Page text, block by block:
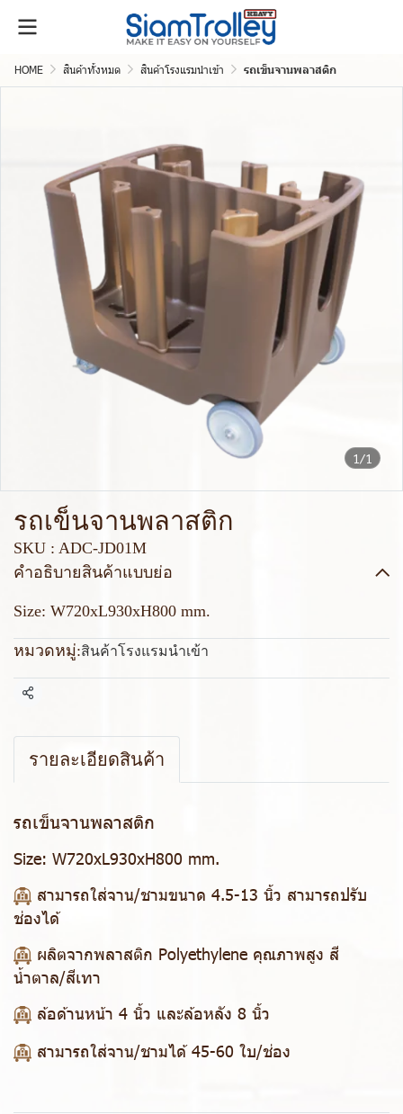
HOME สินค้าทั้งหมด สินค้าโรงแรมนำเข้า รถเข็นจานพลาสติก
1/1
รถเข็นจานพลาสติก
SKU : ADC-JD01M
คำอธิบายสินค้าแบบย่อ
Size: W720xL930xH800 mm.
หมวดหมู่:สินค้าโรงแรมนำเข้า
แชร์
รายละเอียดสินค้า
รถเข็นจานพลาสติก
Size: W720xL930xH800 mm.
สามารถใส่จาน/ชามขนาด 4.5-13 นิ้ว สามารถปรับ
ช่องได้
ผลิตจากพลาสติก Polyethylene คุณภาพสูง สี
น้ำตาล/สีเทา
ล้อด้านหน้า 4 นิ้ว และล้อหลัง 8 นิ้ว
สามารถใส่จาน/ชามได้ 45-60 ใบ/ช่อง